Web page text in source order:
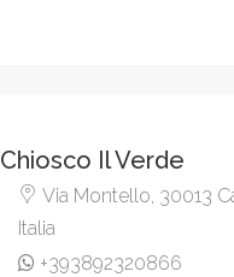
Chiosco Il Verde
Via Montello, 30013
Italia
+393892320866